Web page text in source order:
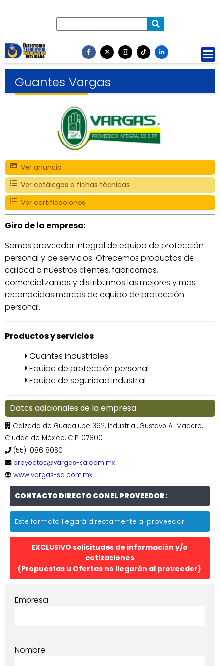
Guantes Vargas
Ver anuncio
Ver catálogos o fichas técnicas
Ver certificaciones
Giro de la empresa:
Somos proveedor integral de equipo de protección
personal y de servicios. Ofrecemos productos de
calidad a nuestros clientes, fabricamos,
comercializamos y distribuimos las mejores y mas
reconocidas marcas de equipo de protección
personal.
Productos y servicios
Guantes industriales
Equipo de protección personal
Equipo de seguridad industrial
Datos adicionales de la empresa
Calzada de Guadalupe 392, Industrial, Gustavo A. Madero,
Ciudad de México, C.P. 07800
(55) 1086 8060
proyectos@vargas-sa.com.mx
www.vargas-sa.com.mx
CONTACTO DIRECTO CON EL PROVEEDOR :
Este formato llegará directamente al proveedor
EXCLUSIVO solicitudes de información y/o
cotizaciones
(Propuestas u Ofertas no llegarán al proveedor)
Empresa
Nombre